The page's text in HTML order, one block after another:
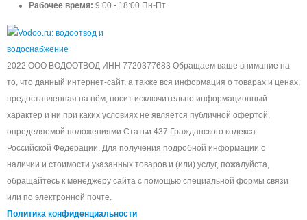
Рабочее время: 9:00 - 18:00 Пн-Пт
2022 ООО ВОДООТВОД ИНН 7720377683 Обращаем ваше внимание на
то, что данный интернет-сайт, а также вся информация о товарах и ценах,
предоставленная на нём, носит исключительно информационный
характер и ни при каких условиях не является публичной офертой,
определяемой положениями Статьи 437 Гражданского кодекса
Российской Федерации. Для получения подробной информации о
наличии и стоимости указанных товаров и (или) услуг, пожалуйста,
обращайтесь к менеджеру сайта с помощью специальной формы связи
или по электронной почте.
Политика конфиденциальности